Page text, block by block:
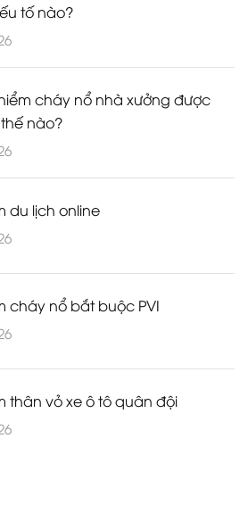
tố nào?
cháy nổ nhà xưởng được
nào?
du lịch online
cháy nổ bắt buộc PVI
thân vỏ xe ô tô quân đội